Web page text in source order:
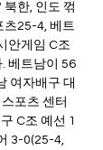
한, 인도 꺾
츠25-4, 베트
안게임 C조
베트남이 56
여자배구 대
포츠 센터
C조 예선 1
3-0(25-4,